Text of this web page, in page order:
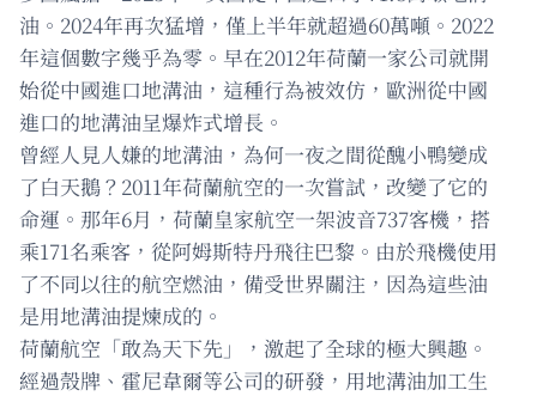
油。2024年再次猛增，僅上半年就超過60萬噸。2022
年這個數字幾乎為零。早在2012年荷蘭一家公司就開
始從中國進口地溝油，這種行為被效仿，歐洲從中國
進口的地溝油呈爆炸式增長。
曾經人見人嫌的地溝油，為何一夜之間從醜小鴨變成
了白天鵝？2011年荷蘭航空的一次嘗試，改變了它的
命運。那年6月，荷蘭皇家航空一架波音737客機，搭
乘171名乘客，從阿姆斯特丹飛往巴黎。由於飛機使用
了不同以往的航空燃油，備受世界關注，因為這些油
是用地溝油提煉成的。
荷蘭航空「敢為天下先」，激起了全球的極大興趣。
經過殼牌、霍尼韋爾等公司的研發，用地溝油加工生